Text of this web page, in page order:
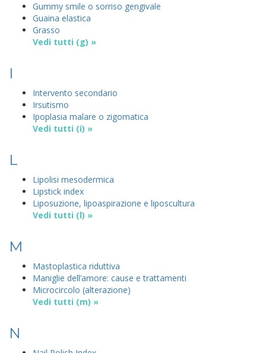
Gummy smile o sorriso gengivale
Guaina elastica
Grasso
Vedi tutti (g) »
I
Intervento secondario
Irsutismo
Ipoplasia malare o zigomatica
Vedi tutti (i) »
L
Lipolisi mesodermica
Lipstick index
Liposuzione, lipoaspirazione e liposcultura
Vedi tutti (l) »
M
Mastoplastica riduttiva
Maniglie dell’amore: cause e trattamenti
Microcircolo (alterazione)
Vedi tutti (m) »
N